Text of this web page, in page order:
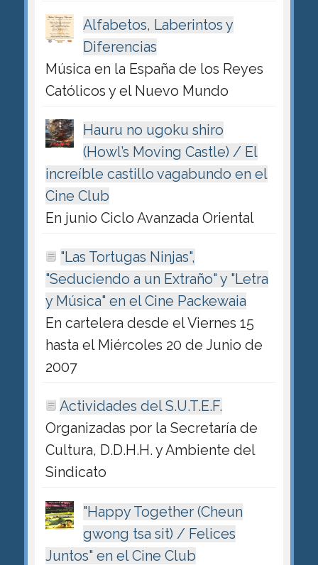
Alfabetos, Laberintos y
Diferencias
Música en la España de los Reyes
Católicos y el Nuevo Mundo
Hauru no ugoku shiro
(Howl’s Moving Castle) / El
increíble castillo vagabundo en el
Cine Club
En junio Ciclo Avanzada Oriental
"Las Tortugas Ninjas",
"Seduciendo a un Extraño" y "Letra
y Música" en el Cine Packewaia
En cartelera desde el Viernes 15
hasta el Miércoles 20 de Junio de
2007
Actividades del S.U.T.E.F.
Organizadas por la Secretaría de
Cultura, D.D.H.H. y Ambiente del
Sindicato
"Happy Together (Cheun
gwong tsa sit) / Felices
Juntos" en el Cine Club